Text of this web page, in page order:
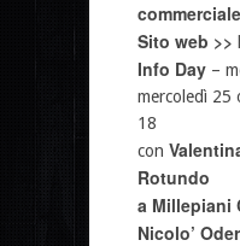
Sito web >>
Info Day –
mercoledì 25
18
con
Rotundo
a Millepiani
Nicolo’